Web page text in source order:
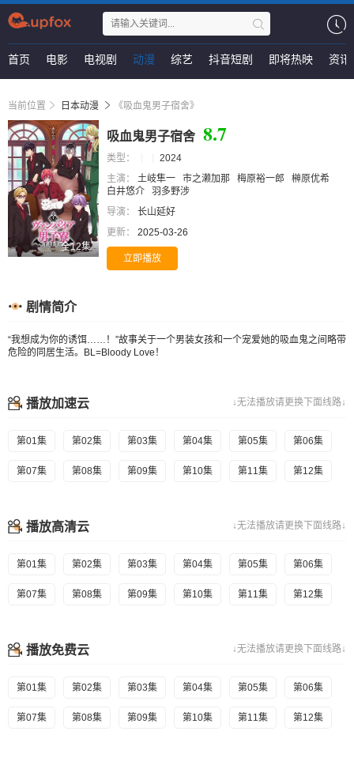
首页 电影 电视剧 动漫 综艺 抖音短剧 即将热映 资讯
当前位置 日本动漫 《吸血鬼男子宿舍》
全12集
吸血鬼男子宿舍 8.7
类型：
2024
主演：
土岐隼一 市之濑加那 梅原裕一郎
榊原优希
白井悠介
羽多野涉
导演：
长山延好
更新：
2025-03-26
立即播放
剧情简介
“我想成为你的诱饵……！”故事关于一个男装女孩和一个宠爱她的吸血鬼之间略带
危险的同居生活。BL=Bloody Love！
↓无法播放请更换下面线路↓
播放加速云
第01集 第02集 第03集 第04集 第05集 第06集
第07集 第08集 第09集 第10集 第11集 第12集
↓无法播放请更换下面线路↓
播放高清云
第01集 第02集 第03集 第04集 第05集 第06集
第07集 第08集 第09集 第10集 第11集 第12集
↓无法播放请更换下面线路↓
播放免费云
第01集 第02集 第03集 第04集 第05集 第06集
第07集 第08集 第09集 第10集 第11集 第12集